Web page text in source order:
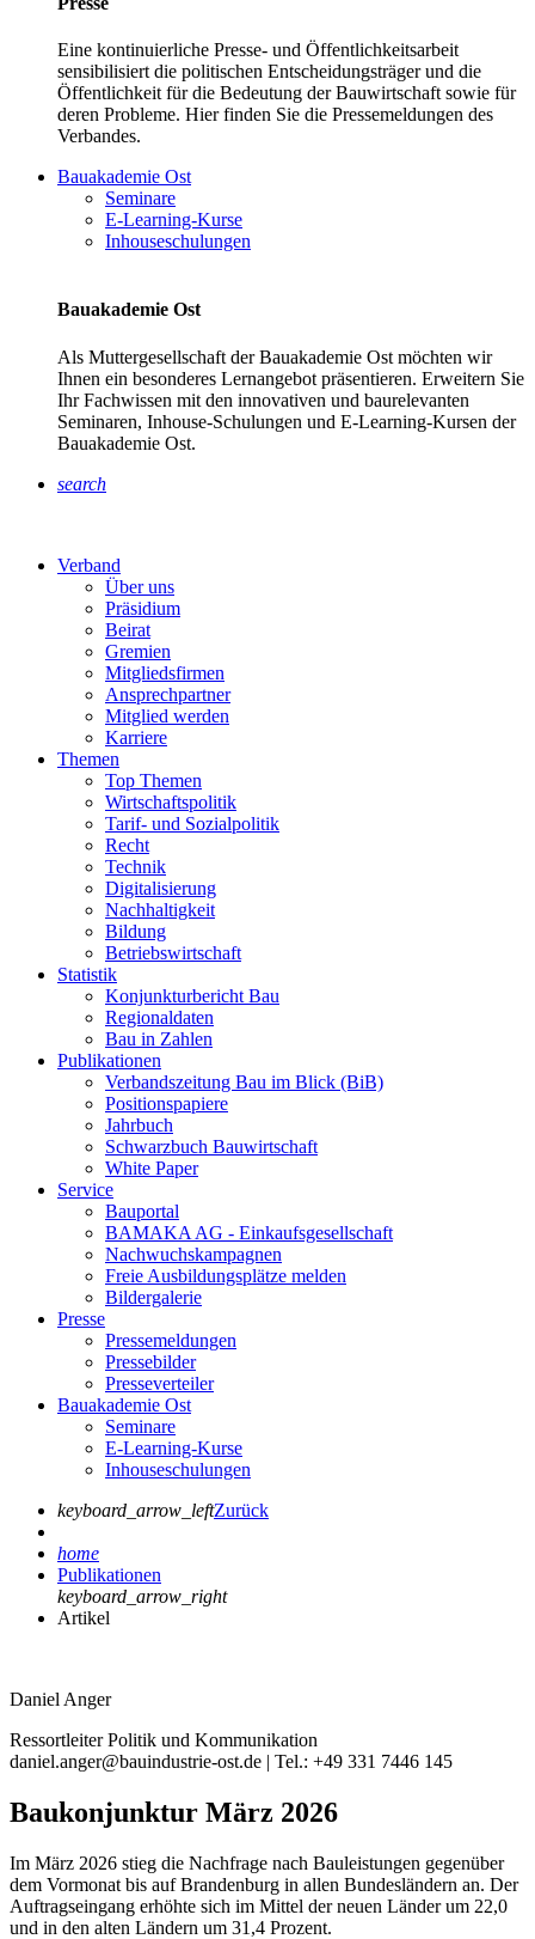
Eine kontinuierliche Presse- und Öffentlichkeitsarbeit
sensibilisiert die politischen Entscheidungsträger und die
Öffentlichkeit für die Bedeutung der Bauwirtschaft sowie für
deren Probleme. Hier finden Sie die Pressemeldungen des
Verbandes.
Bauakademie Ost
Seminare
E-Learning-Kurse
Inhouseschulungen
Bauakademie Ost
Als Muttergesellschaft der Bauakademie Ost möchten wir
Ihnen ein besonderes Lernangebot präsentieren. Erweitern Sie
Ihr Fachwissen mit den innovativen und baurelevanten
Seminaren, Inhouse-Schulungen und E-Learning-Kursen der
Bauakademie Ost.
search
Verband
Über uns
Präsidium
Beirat
Gremien
Mitgliedsfirmen
Ansprechpartner
Mitglied werden
Karriere
Themen
Top Themen
Wirtschaftspolitik
Tarif- und Sozialpolitik
Recht
Technik
Digitalisierung
Nachhaltigkeit
Bildung
Betriebswirtschaft
Statistik
Konjunkturbericht Bau
Regionaldaten
Bau in Zahlen
Publikationen
Verbandszeitung Bau im Blick (BiB)
Positionspapiere
Jahrbuch
Schwarzbuch Bauwirtschaft
White Paper
Service
Bauportal
BAMAKA AG - Einkaufsgesellschaft
Nachwuchskampagnen
Freie Ausbildungsplätze melden
Bildergalerie
Presse
Pressemeldungen
Pressebilder
Presseverteiler
Bauakademie Ost
Seminare
E-Learning-Kurse
Inhouseschulungen
keyboard_arrow_leftZurück
home
Publikationen
keyboard_arrow_right
Artikel
Daniel Anger
Ressortleiter Politik und Kommunikation
daniel.anger@bauindustrie-ost.de | Tel.: +49 331 7446 145
Baukonjunktur März 2026
Im März 2026 stieg die Nachfrage nach Bauleistungen gegenüber
dem Vormonat bis auf Brandenburg in allen Bundesländern an. Der
Auftragseingang erhöhte sich im Mittel der neuen Länder um 22,0
und in den alten Ländern um 31,4 Prozent.